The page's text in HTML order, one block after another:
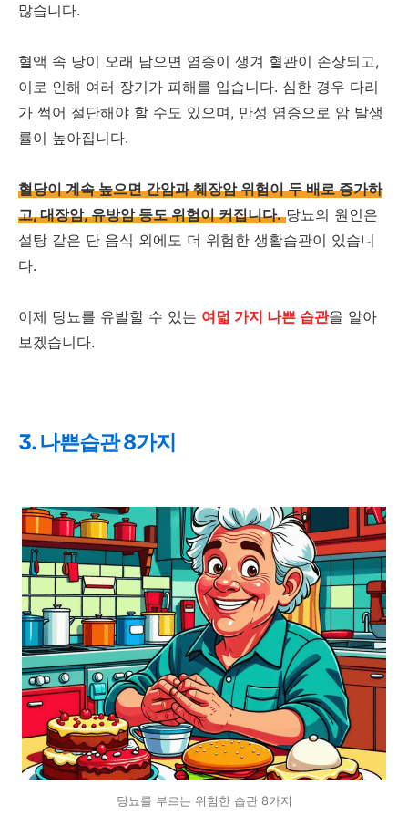
많습니다.
혈액 속 당이 오래 남으면 염증이 생겨 혈관이 손상되고,
이로 인해 여러 장기가 피해를 입습니다. 심한 경우 다리
가 썩어 절단해야 할 수도 있으며, 만성 염증으로 암 발생
률이 높아집니다.
혈당이 계속 높으면 간암과 췌장암 위험이 두 배로 증가하
고, 대장암, 유방암 등도 위험이 커집니다. 당뇨의 원인은
설탕 같은 단 음식 외에도 더 위험한 생활습관이 있습니
다.
이제 당뇨를 유발할 수 있는 여덟 가지 나쁜 습관을 알아
보겠습니다.
3. 나쁜습관 8가지
당뇨를 부르는 위험한 습관 8가지